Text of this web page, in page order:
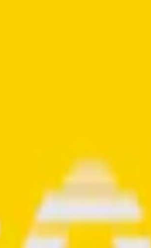
Lanserat hösten 2023.
gyllene ananas möts mot en bakgrund
0,55 gram och varje dosa innehåller 18
1,6 procent. Styrkan ligger strax under det
aromer.
utsläppsneutrala, både vad gäller